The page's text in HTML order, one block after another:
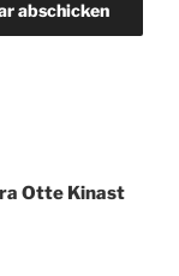
Otte Kinast